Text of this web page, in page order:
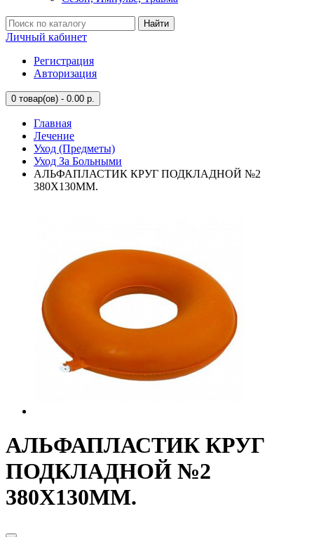
Найти
Личный кабинет
Регистрация
Авторизация
0 товар(ов) - 0.00 р.
Главная
Лечение
Уход (Предметы)
Уход За Больными
АЛЬФАПЛАСТИК КРУГ ПОДКЛАДНОЙ №2
380Х130ММ.
АЛЬФАПЛАСТИК КРУГ
ПОДКЛАДНОЙ №2
380Х130ММ.